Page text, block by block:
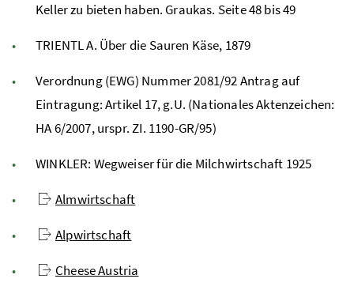
Keller zu bieten haben. Graukas. Seite 48 bis 49
TRIENTL A. Über die Sauren Käse, 1879
Verordnung (EWG) Nummer 2081/92 Antrag auf
Eintragung: Artikel 17, g.U. (Nationales Aktenzeichen:
HA 6/2007, urspr. ZI. 1190-GR/95)
WINKLER: Wegweiser für die Milchwirtschaft 1925
Almwirtschaft
Alpwirtschaft
Cheese Austria